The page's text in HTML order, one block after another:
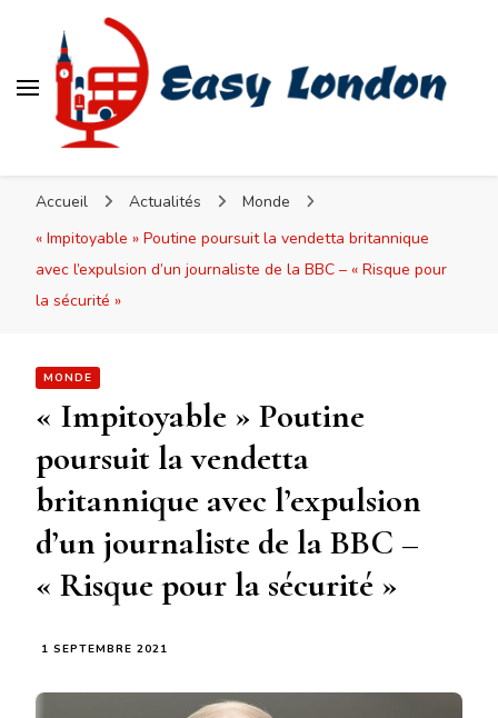
Accueil Actualités
Monde
« Impitoyable » Poutine poursuit la vendetta britannique
avec l’expulsion d’un journaliste de la BBC – « Risque pour
la sécurité »
MONDE
« Impitoyable » Poutine
poursuit la vendetta
britannique avec l’expulsion
d’un journaliste de la BBC –
« Risque pour la sécurité »
1 SEPTEMBRE 2021